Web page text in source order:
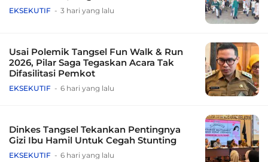
EKSEKUTIF 3 hari yang lalu
Usai Polemik Tangsel Fun Walk & Run
2026, Pilar Saga Tegaskan Acara Tak
Difasilitasi Pemkot
EKSEKUTIF 6 hari yang lalu
Dinkes Tangsel Tekankan Pentingnya
Gizi Ibu Hamil Untuk Cegah Stunting
EKSEKUTIF 6 hari yang lalu